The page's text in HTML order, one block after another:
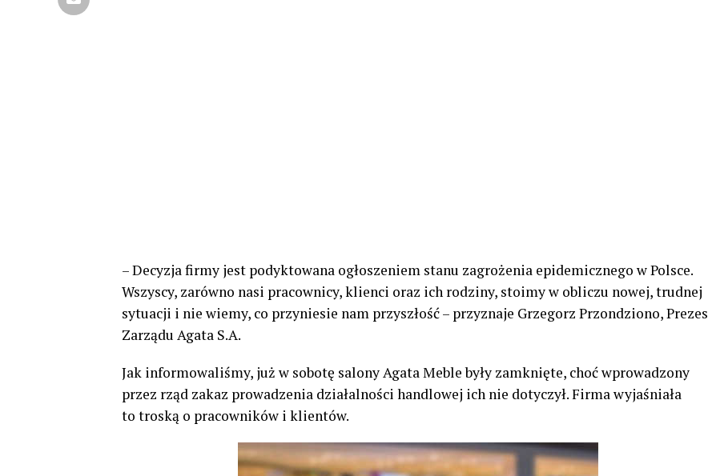
– Decyzja firmy jest podyktowana ogłoszeniem stanu zagrożenia epidemicznego w Polsce.
Wszyscy, zarówno nasi pracownicy, klienci oraz ich rodziny, stoimy w obliczu nowej, trudnej
sytuacji i nie wiemy, co przyniesie nam przyszłość – przyznaje Grzegorz Przondziono, Prezes
Zarządu Agata S.A.
Jak informowaliśmy, już w sobotę salony Agata Meble były zamknięte, choć wprowadzony
przez rząd zakaz prowadzenia działalności handlowej ich nie dotyczył. Firma wyjaśniała
to troską o pracowników i klientów.